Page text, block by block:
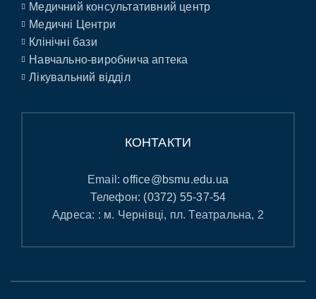
Медичний консультативний центр
Медичні Центри
Клінічні бази
Навчально-виробнича аптека
Лікувальний відділ
КОНТАКТИ
Email:office@bsmu.edu.ua
Телефон: (0372) 55-37-54
Адреса: : м. Чернівці, пл. Театральна, 2